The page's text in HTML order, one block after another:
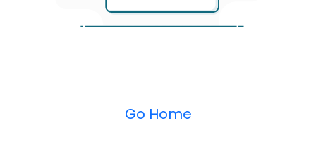
Go Home